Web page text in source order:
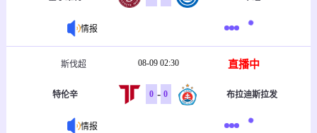
情报
斯伐超 08-09 02:30 直播中
特伦辛 0 - 0 布拉迪斯拉发
情报